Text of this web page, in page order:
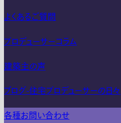
よくあるご質問
プロデューサーコラム
建築主の声
ブログ-住宅プロデューサーの日々
各種お問い合わせ